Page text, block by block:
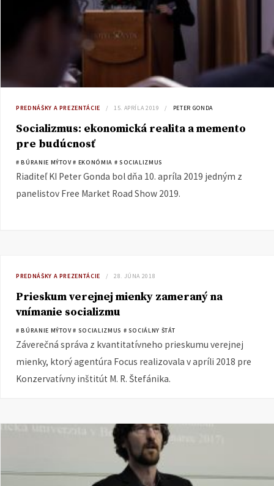
PREDNÁŠKY A PREZENTÁCIE 15. APRÍLA 2019 PETER GONDA
Socializmus: ekonomická realita a memento
pre budúcnosť
# BÚRANIE MÝTOV # EKONÓMIA # SOCIALIZMUS
Riaditeľ KI Peter Gonda bol dňa 10. apríla 2019 jedným z
panelistov Free Market Road Show 2019.
PREDNÁŠKY A PREZENTÁCIE 28. JÚNA 2018
Prieskum verejnej mienky zameraný na
vnímanie socializmu
# BÚRANIE MÝTOV # SOCIALIZMUS # SOCIÁLNY ŠTÁT
Záverečná správa z kvantitatívneho prieskumu verejnej
mienky, ktorý agentúra Focus realizovala v apríli 2018 pre
Konzervatívny inštitút M. R. Štefánika.